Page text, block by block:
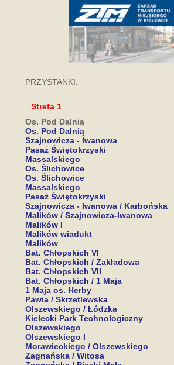
PRZYSTANKI:
Strefa 1
Os. Pod Dalnią
Os. Pod Dalnią
Szajnowicza - Iwanowa
Pasaż Świętokrzyski
Massalskiego
Os. Ślichowice
Os. Ślichowice
Massalskiego
Pasaż Świętokrzyski
Szajnowicza - Iwanowa / Karbońska
Malików / Szajnowicza-Iwanowa
Malików I
Malików wiadukt
Malików
Bat. Chłopskich VI
Bat. Chłopskich / Zakładowa
Bat. Chłopskich VII
Bat. Chłopskich / 1 Maja
1 Maja os. Herby
Pawia / Skrzetlewska
Olszewskiego / Łódzka
Kielecki Park Technologiczny
Olszewskiego
Olszewskiego I
Morawieckiego / Olszewskiego
Zagnańska / Witosa